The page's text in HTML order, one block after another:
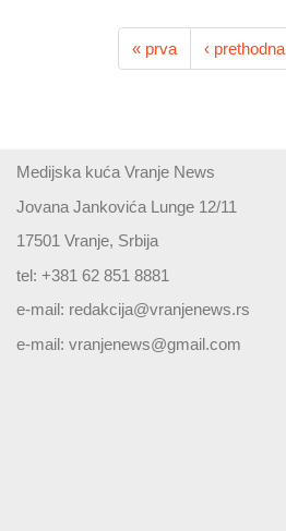
« prva ‹ prethodna
Medijska kuća Vranje News
Jovana Jankovića Lunge 12/11
17501 Vranje, Srbija
tel: +381 62 851 8881
e-mail: redakcija@vranjenews.rs
e-mail: vranjenews@gmail.com